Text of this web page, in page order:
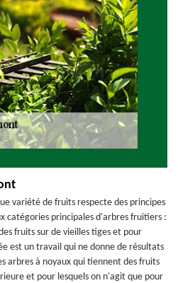
variété de fruits respecte des principes
catégories principales d'arbres fruitiers :
fruits sur de vieilles tiges et pour
est un travail qui ne donne de résultats
arbres à noyaux qui tiennent des fruits
et pour lesquels on n'agit que pour